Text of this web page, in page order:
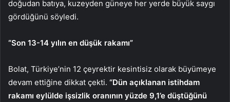
doğudan batıya, kuzeyden güneye her yerde büyük saygı
gördüğünü söyledi.
“Son 13-14 yılın en düşük rakamı”
Bolat, Türkiye’nin 12 çeyrektir kesintisiz olarak büyümeye
devam ettiğine dikkat çekti. “Dün açıklanan istihdam
rakamı eylülde işsizlik oranının yüzde 9,1’e düştüğünü